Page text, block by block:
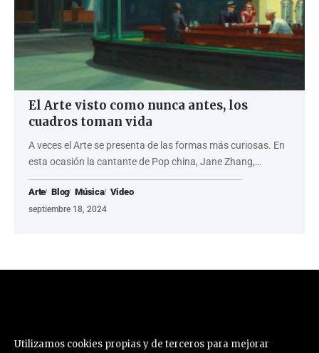
El Arte visto como nunca antes, los
cuadros toman vida
A veces el Arte se presenta de las formas más curiosas. En
esta ocasión la cantante de Pop china, Jane Zhang,…
Arte Blog Música Video
septiembre 18, 2024
Utilizamos cookies propias y de terceros para mejorar